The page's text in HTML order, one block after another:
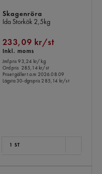
Skagenröra
Ida Storkök 2,5kg
233,09 kr/st
Inkl. moms
Jmf.pris 93,24 kr/ kg
Ord.pris 285,14 kr/st
Priset gäller t.o.m 2026.08.09
Lägsta 30-dgrspris 285,14 kr/st
1 ST